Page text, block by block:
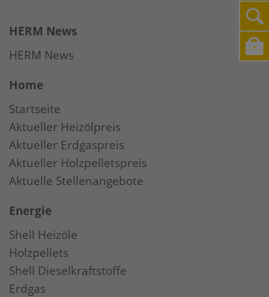
HERM News
HERM News
Home
Startseite
Aktueller Heizölpreis
Aktueller Erdgaspreis
Aktueller Holzpelletspreis
Aktuelle Stellenangebote
Energie
Shell Heizöle
Holzpellets
Shell Dieselkraftstoffe
Erdgas